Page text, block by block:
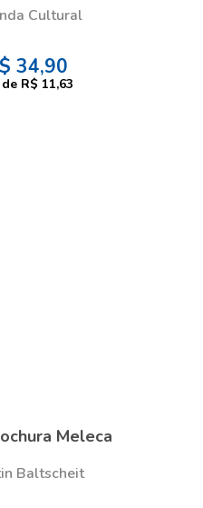
Cultural
34,90
de R$ 11,63
Meleca
Baltscheit